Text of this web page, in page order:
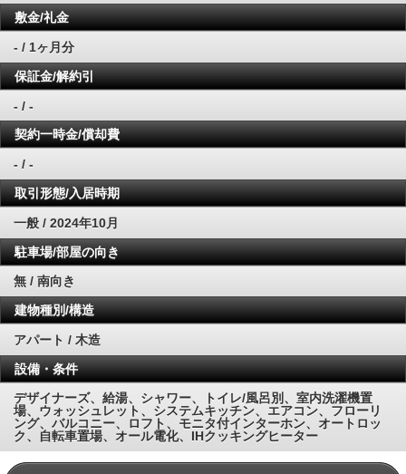
敷金/礼金
- / 1ヶ月分
保証金/解約引
- / -
契約一時金/償却費
- / -
取引形態/入居時期
一般 / 2024年10月
駐車場/部屋の向き
無 / 南向き
建物種別/構造
アパート / 木造
設備・条件
デザイナーズ、給湯、シャワー、トイレ/風呂別、室内洗濯機置
場、ウォッシュレット、システムキッチン、エアコン、フローリ
ング、バルコニー、ロフト、モニタ付インターホン、オートロッ
ク、自転車置場、オール電化、IHクッキングヒーター